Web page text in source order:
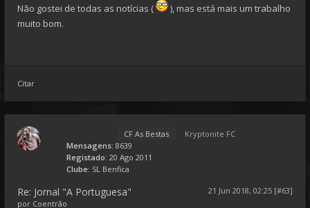
Não gostei de todas as notícias (
), mas está mais um trabalho
muito bom.
Citar
CF As Bestas
Kryptonite FC
Mensagens: 8639
Registado: 20 Ago 2011
Clube: SL Benfica
Re: Jornal "A Portuguesa"
21 Jun 2018, 02:25 [#63]
por Coentrão